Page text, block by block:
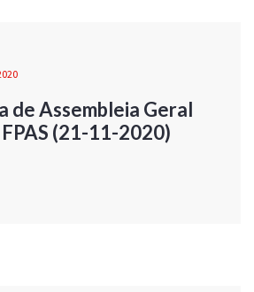
de Assembleia Geral
(21-11-2020)